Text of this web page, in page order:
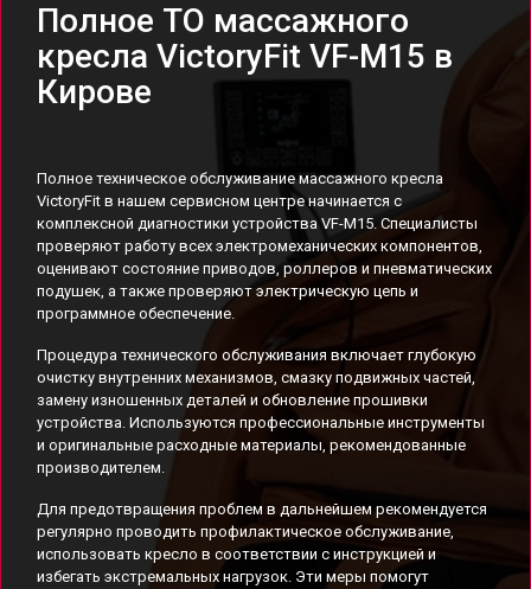
Полное ТО массажного
кресла VictoryFit VF-M15 в
Кирове
Полное техническое обслуживание массажного кресла
VictoryFit в нашем сервисном центре начинается с
комплексной диагностики устройства VF-M15. Специалисты
проверяют работу всех электромеханических компонентов,
оценивают состояние приводов, роллеров и пневматических
подушек, а также проверяют электрическую цепь и
программное обеспечение.
Процедура технического обслуживания включает глубокую
очистку внутренних механизмов, смазку подвижных частей,
замену изношенных деталей и обновление прошивки
устройства. Используются профессиональные инструменты
и оригинальные расходные материалы, рекомендованные
производителем.
Для предотвращения проблем в дальнейшем рекомендуется
регулярно проводить профилактическое обслуживание,
использовать кресло в соответствии с инструкцией и
избегать экстремальных нагрузок. Эти меры помогут